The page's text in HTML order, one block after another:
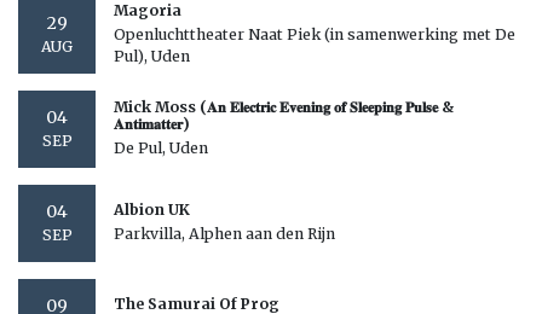
29
AUG
Magoria
Openluchttheater Naat Piek (in samenwerking met De
Pul), Uden
04
SEP
Mick Moss (𝐀𝐧 𝐄𝐥𝐞𝐜𝐭𝐫𝐢𝐜 𝐄𝐯𝐞𝐧𝐢𝐧𝐠 𝐨𝐟 𝐒𝐥𝐞𝐞𝐩𝐢𝐧𝐠 𝐏𝐮𝐥𝐬𝐞 &
𝐀𝐧𝐭𝐢𝐦𝐚𝐭𝐭𝐞𝐫)
De Pul, Uden
04
SEP
Albion UK
Parkvilla, Alphen aan den Rijn
09
The Samurai Of Prog